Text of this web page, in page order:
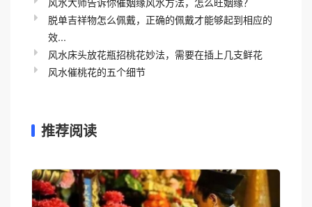
脱单吉祥物怎么佩戴，正确的佩戴才能够起到相应的
效...
风水床头放花瓶招桃花妙法，需要在插上几支鲜花
风水催桃花的五个细节
推荐阅读